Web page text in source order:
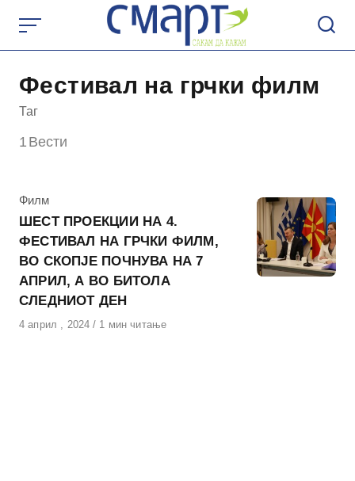
content
Фестивал на грчки филм
Таг
1 Вести
КАтегорија
Филм
ШЕСТ ПРОЕКЦИИ НА 4.
ФЕСТИВАЛ НА ГРЧКИ ФИЛМ,
ВО СКОПЈЕ ПОЧНУВА НА 7
АПРИЛ, А ВО БИТОЛА
СЛЕДНИОТ ДЕН
Објавено
4 април , 2024 1 мин читање